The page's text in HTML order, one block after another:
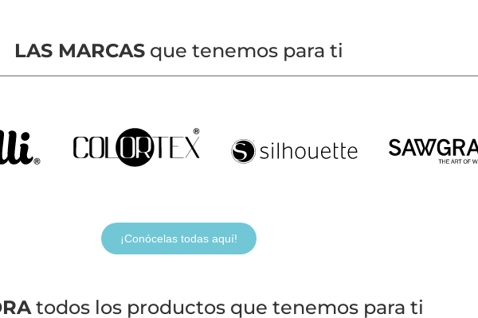
LAS MARCASque tenemos para ti
¡Conócelas todas aquí!
todos los productos que tenemos para ti